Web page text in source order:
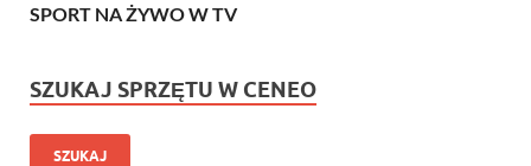
SPORT NA ŻYWO W TV
SZUKAJ SPRZĘTU W CENEO
SZUKAJ